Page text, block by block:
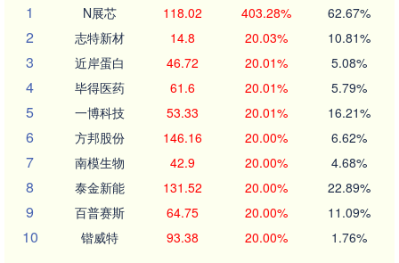
1
N展芯 118.02 403.28% 62.67%
2 志特新材 14.8 20.03% 10.81%
3 近岸蛋白 46.72 20.01% 5.08%
4 毕得医药 61.6 20.01% 5.79%
5 一博科技 53.33 20.01% 16.21%
6 方邦股份 146.16 20.00% 6.62%
7 南模生物 42.9 20.00% 4.68%
8 泰金新能 131.52 20.00% 22.89%
9 百普赛斯 64.75 20.00% 11.09%
10 锴威特 93.38 20.00% 1.76%